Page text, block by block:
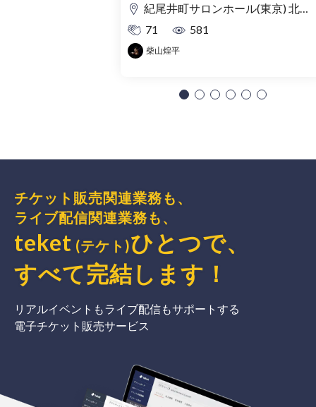
紀尾井町サロンホール(東京) 北ノ庄クラシックス(福井)
71
581
柴山煌平
チケット販売関連業務も、
ライブ配信関連業務も、
teket (テケト)ひとつで、
すべて完結 します ！
リアルイベントもライブ配信もサポートする
電子チケット販売サービス